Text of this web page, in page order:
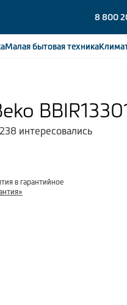
8 800
Малая бытоваятехника
интересовались
в гарантийное